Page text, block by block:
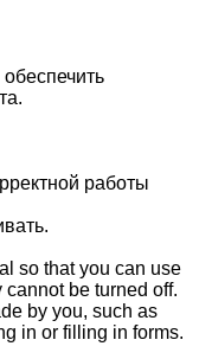
работы
so that you can use
be turned off.
by you, such as
in or filling in forms.